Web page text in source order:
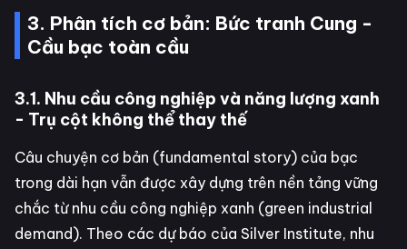
3. Phân tích cơ bản: Bức tranh Cung -
Cầu bạc toàn cầu
3.1. Nhu cầu công nghiệp và năng lượng xanh
- Trụ cột không thể thay thế
Câu chuyện cơ bản (fundamental story) của bạc
trong dài hạn vẫn được xây dựng trên nền tảng vững
chắc từ nhu cầu công nghiệp xanh (green industrial
demand). Theo các dự báo của Silver Institute, nhu